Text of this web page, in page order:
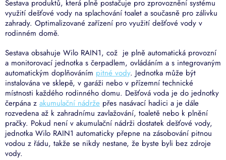
Sestava produktů, která plně postačuje pro zprovoznění systému
využití dešťové vody na splachování toalet a současně pro zálivku
zahrady. Optimalizované zařízení pro využití dešťové vody v
rodinném domě.
Sestava obsahuje Wilo RAIN1, což je plně automatická provozní
a monitorovací jednotka s čerpadlem, ovládáním a s integrovaným
automatickým doplňováním pitné vody. Jednotka může být
instalována ve sklepě, v garáži nebo v přízemní technické
místnosti každého rodinného domu. Dešťová voda je do jednotky
čerpána z akumulační nádrže přes nasávací hadici a je dále
rozvedena až k zahradnímu zavlažování, toaletě nebo k plnění
pračky. Pokud není v akumulační nádrži dostatek dešťové vody,
jednotka Wilo RAIN1 automaticky přepne na zásobování pitnou
vodou z řádu, takže se nikdy nestane, že byste byli bez zdroje
vody.